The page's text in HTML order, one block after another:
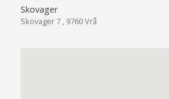
Skovager
Skovager 7 , 9760 Vrå